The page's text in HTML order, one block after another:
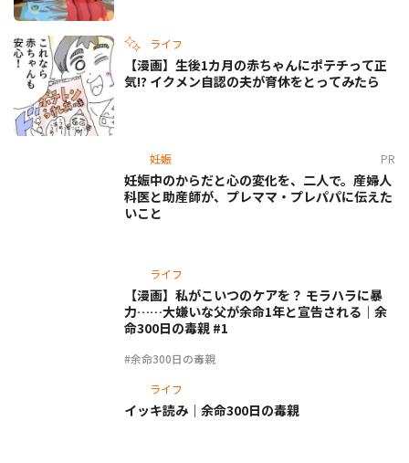
ライフ
【漫画】生後1カ月の赤ちゃんにポテチって正
気!? イクメン自認の夫が育休をとってみたら
妊娠 PR
妊娠中のからだと心の変化を、二人で。産婦人
科医と助産師が、プレママ・プレパパに伝えた
いこと
ライフ
#余命300日の毒親
【漫画】私がこいつのケアを？ モラハラに暴
力……大嫌いな父が余命1年と宣告される｜余
命300日の毒親 #1
ライフ
イッキ読み｜余命300日の毒親